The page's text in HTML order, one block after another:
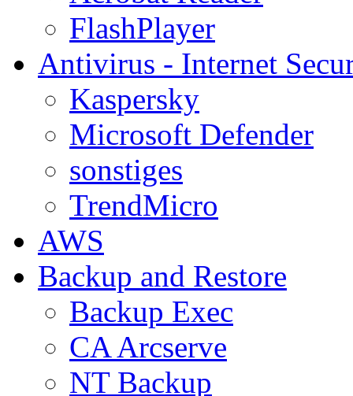
FlashPlayer
Antivirus - Internet
Kaspersky
Microsoft Defender
sonstiges
TrendMicro
AWS
Backup and Restore
Backup Exec
CA Arcserve
NT Backup